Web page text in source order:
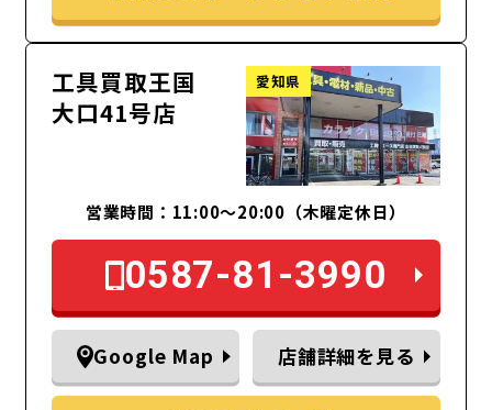
工具買取王国
大口41号店
愛知県
営業時間：11:00～20:00（木曜定休日）
0587-81-3990
Google Map 店舗詳細を見る